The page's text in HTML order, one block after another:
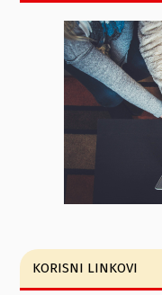
KORISNI LINKOVI